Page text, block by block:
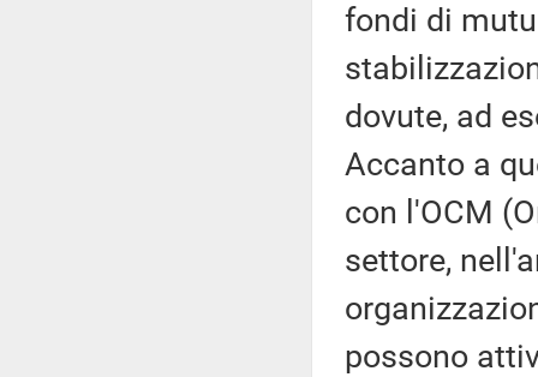
fondi di
dovute, ad
Accanto a
con l'OCM
settore,
possono